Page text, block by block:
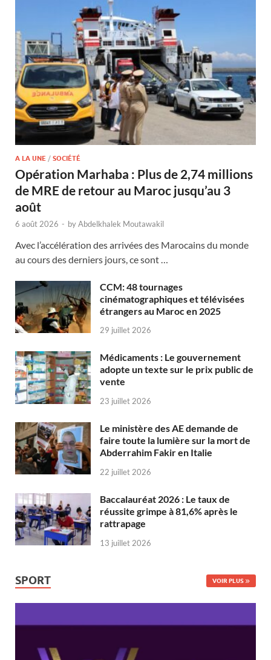
A LA UNE / SOCIÉTÉ
Opération Marhaba : Plus de 2,74 millions
de MRE de retour au Maroc jusqu’au 3
août
6 août 2026 - byAbdelkhalek Moutawakil
Avec l’accélération des arrivées des Marocains du monde
au cours des derniers jours, ce sont …
CCM: 48 tournages
cinématographiques et télévisées
étrangers au Maroc en 2025
29 juillet 2026
Médicaments : Le gouvernement
adopte un texte sur le prix public de
vente
23 juillet 2026
Le ministère des AE demande de
faire toute la lumière sur la mort de
Abderrahim Fakir en Italie
22 juillet 2026
Baccalauréat 2026 : Le taux de
réussite grimpe à 81,6% après le
rattrapage
13 juillet 2026
SPORT VOIR PLUS